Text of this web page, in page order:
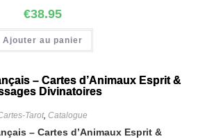
€38.95
Ajouter au panier
Tarot, Catalogue
– Cartes d’Animaux Esprit &